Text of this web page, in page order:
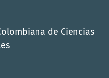
de Ciencias